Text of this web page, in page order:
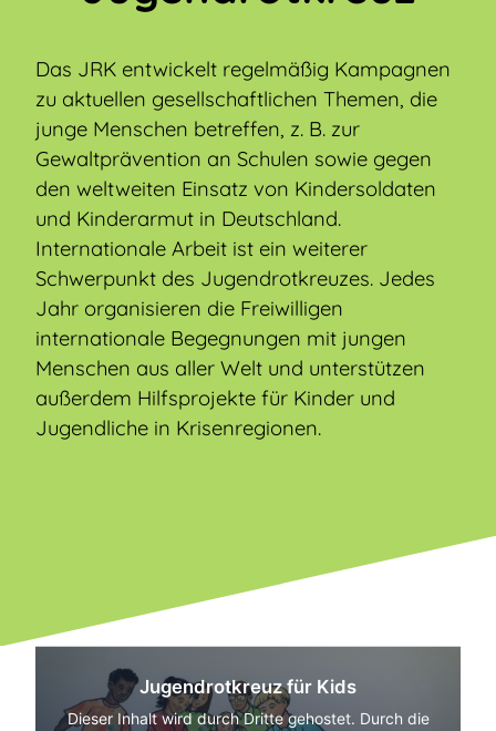
Das JRK entwickelt regelmäßig Kampagnen
zu aktuellen gesellschaftlichen Themen, die
junge Menschen betreffen, z. B. zur
Gewaltprävention an Schulen sowie gegen
den weltweiten Einsatz von Kindersoldaten
und Kinderarmut in Deutschland.
Internationale Arbeit ist ein weiterer
Schwerpunkt des Jugendrotkreuzes. Jedes
Jahr organisieren die Freiwilligen
internationale Begegnungen mit jungen
Menschen aus aller Welt und unterstützen
außerdem Hilfsprojekte für Kinder und
Jugendliche in Krisenregionen.
Jugendrotkreuz für Kids
Dieser Inhalt wird durch Dritte gehostet. Durch die